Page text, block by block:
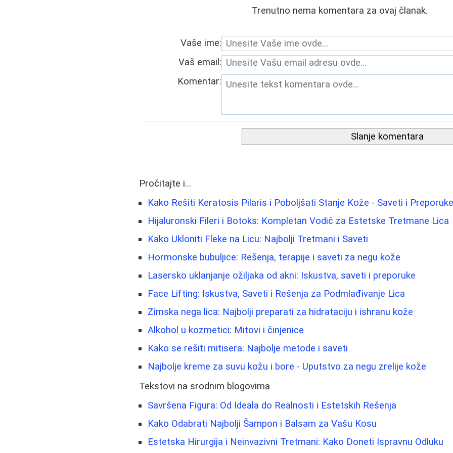
Trenutno nema komentara za ovaj članak.
Vaše ime:
Vaš email:
Komentar:
Slanje komentara
Pročitajte i...
Kako Rešiti Keratosis Pilaris i Poboljšati Stanje Kože - Saveti i
Hijaluronski Fileri i Botoks: Kompletan Vodič za Estetske Tretmane Lica
Kako Ukloniti Fleke na Licu: Najbolji Tretmani i Saveti
Hormonske bubuljice: Rešenja, terapije i saveti za negu kože
Lasersko uklanjanje ožiljaka od akni: Iskustva, saveti i preporuke
Face Lifting: Iskustva, Saveti i Rešenja za Podmlađivanje Lica
Zimska nega lica: Najbolji preparati za hidrataciju i ishranu kože
Alkohol u kozmetici: Mitovi i činjenice
Kako se rešiti mitisera: Najbolje metode i saveti
Najbolje kreme za suvu kožu i bore - Uputstvo za negu zrelije kože
Tekstovi na srodnim blogovima
Savršena Figura: Od Ideala do Realnosti i Estetskih Rešenja
Kako Odabrati Najbolji Šampon i Balsam za Vašu Kosu
Estetska Hirurgija i Neinvazivni Tretmani: Kako Doneti Ispravnu Odluku